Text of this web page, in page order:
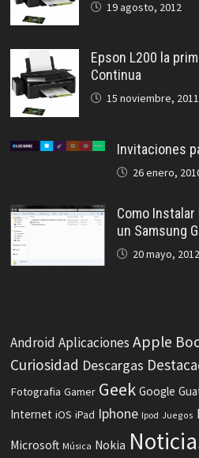
19 agosto, 2012
Epson L200 la
Continua
15 noviembre, 2011
Invitaciones
26 enero,
Como
un Samsung
20 mayo, 2012
Android Aplicaciones Apple
Curiosidad Descargas
Fotografia Gamer Geek Google
Internet iOS iPad Iphone Ipod Juegos
Microsoft Música Nokia